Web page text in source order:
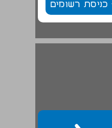
כניסת רשומים